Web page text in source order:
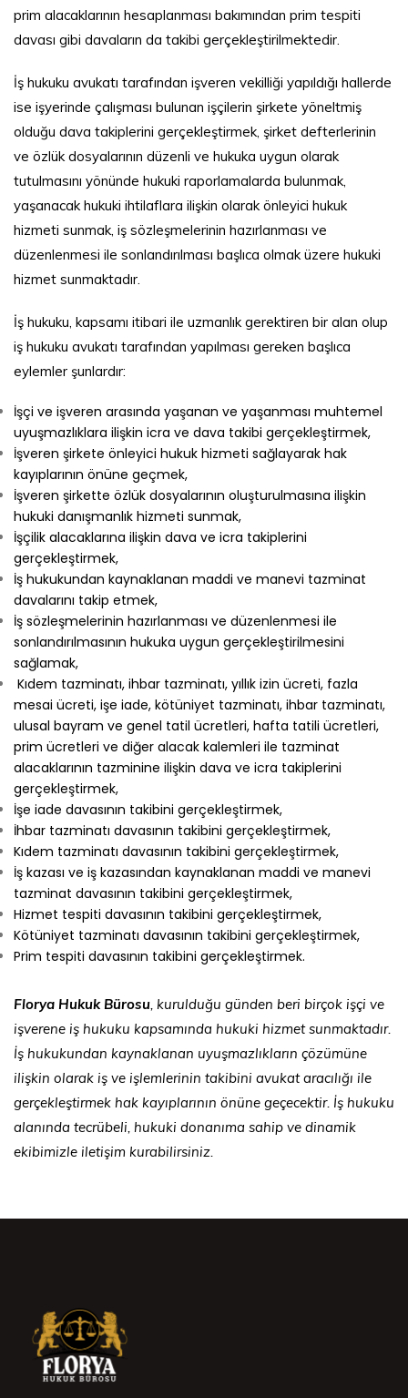
prim alacaklarının hesaplanması bakımından prim tespiti
davası gibi davaların da takibi gerçekleştirilmektedir.
İş hukuku avukatı tarafından işveren vekilliği yapıldığı hallerde
ise işyerinde çalışması bulunan işçilerin şirkete yöneltmiş
olduğu dava takiplerini gerçekleştirmek, şirket defterlerinin
ve özlük dosyalarının düzenli ve hukuka uygun olarak
tutulmasını yönünde hukuki raporlamalarda bulunmak,
yaşanacak hukuki ihtilaflara ilişkin olarak önleyici hukuk
hizmeti sunmak, iş sözleşmelerinin hazırlanması ve
düzenlenmesi ile sonlandırılması başlıca olmak üzere hukuki
hizmet sunmaktadır.
İş hukuku, kapsamı itibari ile uzmanlık gerektiren bir alan olup
iş hukuku avukatı tarafından yapılması gereken başlıca
eylemler şunlardır:
İşçi ve işveren arasında yaşanan ve yaşanması muhtemel
uyuşmazlıklara ilişkin icra ve dava takibi gerçekleştirmek,
İşveren şirkete önleyici hukuk hizmeti sağlayarak hak
kayıplarının önüne geçmek,
İşveren şirkette özlük dosyalarının oluşturulmasına ilişkin
hukuki danışmanlık hizmeti sunmak,
İşçilik alacaklarına ilişkin dava ve icra takiplerini
gerçekleştirmek,
İş hukukundan kaynaklanan maddi ve manevi tazminat
davalarını takip etmek,
İş sözleşmelerinin hazırlanması ve düzenlenmesi ile
sonlandırılmasının hukuka uygun gerçekleştirilmesini
sağlamak,
Kıdem tazminatı, ihbar tazminatı, yıllık izin ücreti, fazla
mesai ücreti, işe iade, kötüniyet tazminatı, ihbar tazminatı,
ulusal bayram ve genel tatil ücretleri, hafta tatili ücretleri,
prim ücretleri ve diğer alacak kalemleri ile tazminat
alacaklarının tazminine ilişkin dava ve icra takiplerini
gerçekleştirmek,
İşe iade davasının takibini gerçekleştirmek,
İhbar tazminatı davasının takibini gerçekleştirmek,
Kıdem tazminatı davasının takibini gerçekleştirmek,
İş kazası ve iş kazasından kaynaklanan maddi ve manevi
tazminat davasının takibini gerçekleştirmek,
Hizmet tespiti davasının takibini gerçekleştirmek,
Kötüniyet tazminatı davasının takibini gerçekleştirmek,
Prim tespiti davasının takibini gerçekleştirmek.
Florya Hukuk Bürosu, kurulduğu günden beri birçok işçi ve
işverene iş hukuku kapsamında hukuki hizmet sunmaktadır.
İş hukukundan kaynaklanan uyuşmazlıkların çözümüne
ilişkin olarak iş ve işlemlerinin takibini avukat aracılığı ile
gerçekleştirmek hak kayıplarının önüne geçecektir. İş hukuku
alanında tecrübeli, hukuki donanıma sahip ve dinamik
ekibimizle iletişim kurabilirsiniz.